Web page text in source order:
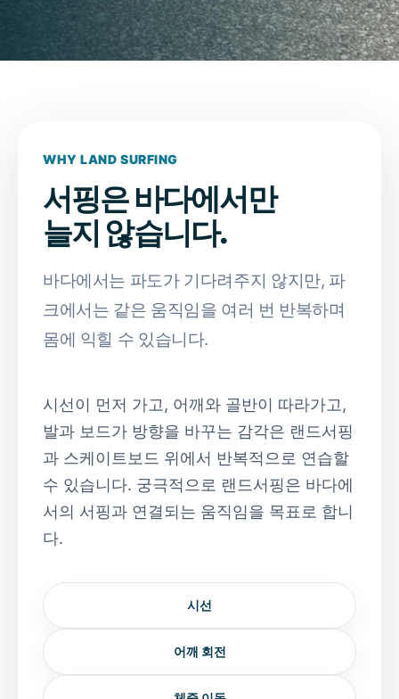
WHY LAND SURFING
서핑은 바다에서만
늘지 않습니다.
바다에서는 파도가 기다려주지 않지만, 파
크에서는 같은 움직임을 여러 번 반복하며
몸에 익힐 수 있습니다.
시선이 먼저 가고, 어깨와 골반이 따라가고,
발과 보드가 방향을 바꾸는 감각은 랜드서핑
과 스케이트보드 위에서 반복적으로 연습할
수 있습니다. 궁극적으로 랜드서핑은 바다에
서의 서핑과 연결되는 움직임을 목표로 합니
다.
시선
어깨 회전